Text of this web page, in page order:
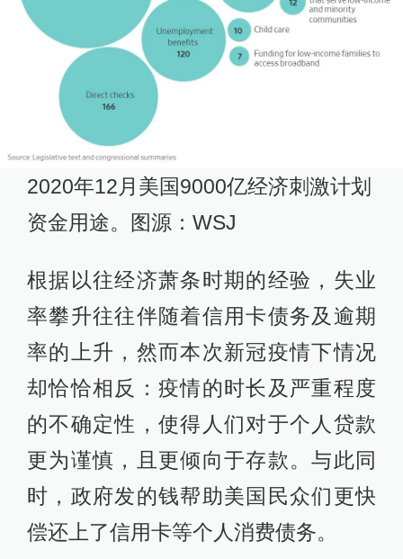
2020年12月美国9000亿经济刺激计划
资金用途。图源：WSJ
根据以往经济萧条时期的经验，失业
率攀升往往伴随着信用卡债务及逾期
率的上升，然而本次新冠疫情下情况
却恰恰相反：疫情的时长及严重程度
的不确定性，使得人们对于个人贷款
更为谨慎，且更倾向于存款。与此同
时，政府发的钱帮助美国民众们更快
偿还上了信用卡等个人消费债务。